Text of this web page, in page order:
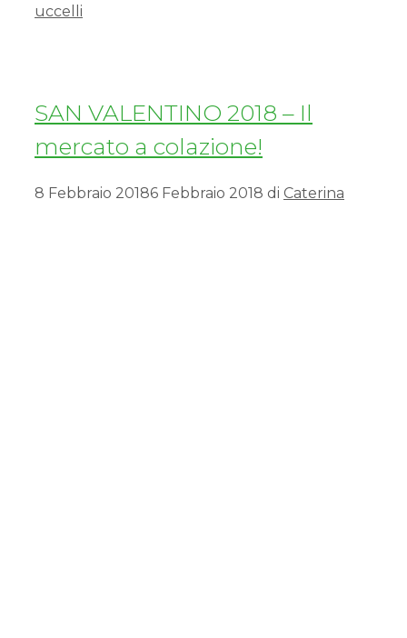
uccelli
SAN VALENTINO 2018 – Il
mercato a colazione!
8 Febbraio 20186 Febbraio 2018 di Caterina